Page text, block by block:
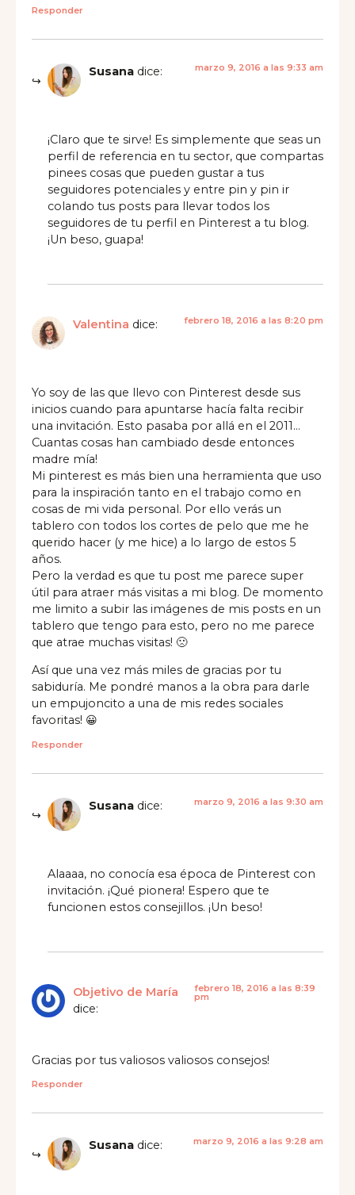
Responder
Susana dice: marzo 9, 2016 a las 9:33 am
¡Claro que te sirve! Es simplemente que seas un
perfil de referencia en tu sector, que compartas
pinees cosas que pueden gustar a tus
seguidores potenciales y entre pin y pin ir
colando tus posts para llevar todos los
seguidores de tu perfil en Pinterest a tu blog.
¡Un beso, guapa!
Valentina dice: febrero 18, 2016 a las 8:20 pm
Yo soy de las que llevo con Pinterest desde sus
inicios cuando para apuntarse hacía falta recibir
una invitación. Esto pasaba por allá en el 2011…
Cuantas cosas han cambiado desde entonces
madre mía!
Mi pinterest es más bien una herramienta que uso
para la inspiración tanto en el trabajo como en
cosas de mi vida personal. Por ello verás un
tablero con todos los cortes de pelo que me he
querido hacer (y me hice) a lo largo de estos 5
años.
Pero la verdad es que tu post me parece super
útil para atraer más visitas a mi blog. De momento
me limito a subir las imágenes de mis posts en un
tablero que tengo para esto, pero no me parece
que atrae muchas visitas! 🙁
Así que una vez más miles de gracias por tu
sabiduría. Me pondré manos a la obra para darle
un empujoncito a una de mis redes sociales
favoritas! 😀
Responder
Susana dice: marzo 9, 2016 a las 9:30 am
Alaaaa, no conocía esa época de Pinterest con
invitación. ¡Qué pionera! Espero que te
funcionen estos consejillos. ¡Un beso!
Objetivo de María
dice:
febrero 18, 2016 a las 8:39
pm
Gracias por tus valiosos valiosos consejos!
Responder
Susana dice: marzo 9, 2016 a las 9:28 am